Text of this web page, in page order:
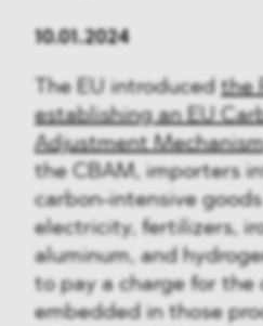
10.01.2024
The EU introduced the
establishing an EU
Adjustment
the CBAM, importers
carbon-intensive
electricity, fertilizers,
aluminum, and
to pay a charge for the
embedded in those